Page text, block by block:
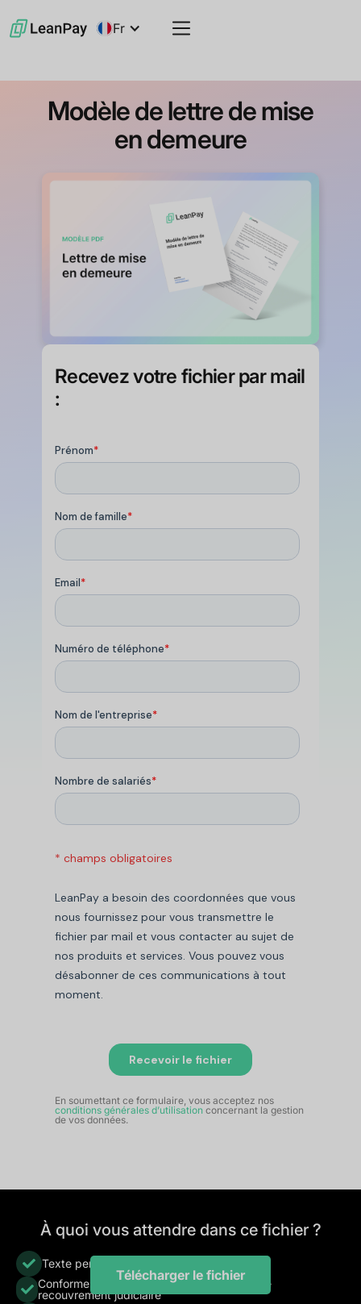
Fr
Modèle de lettre de mise
en demeure
Recevez votre fichier par mail
:
En soumettant ce formulaire, vous acceptez nos
conditions générales d’utilisation concernant la gestion
de vos données.
Télécharger le fichier
À quoi vous attendre dans ce fichier ?
Texte personnalisable
Conforme au lancement d'une procédure de
recouvrement judiciaire